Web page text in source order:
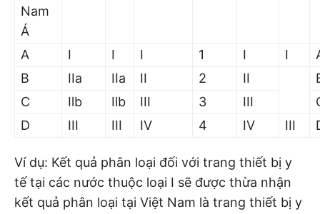
Nam
Á
A I I I 1 I I
B
IIa IIa II 2 II
C
Ilb Ilb III 3 III
D
III III IV 4 IV III
Ví dụ: Kết quả phân loại đối với trang thiết bị y
tế tại các nước thuộc loại I sẽ được thừa nhận
kết quả phân loại tại Việt Nam là trang thiết bị y